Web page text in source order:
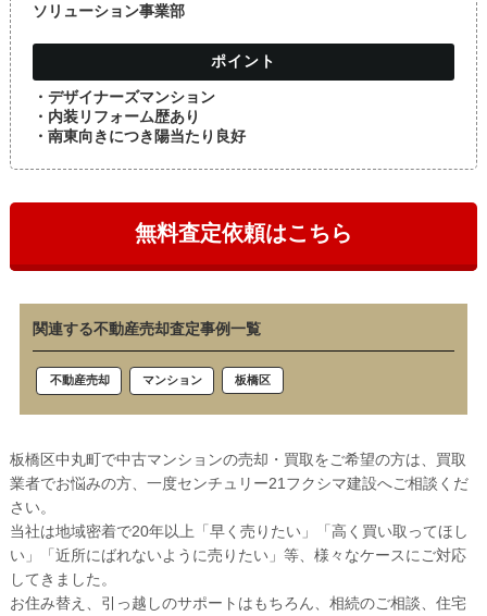
ソリューション事業部
・デザイナーズマンション
・内装リフォーム歴あり
・南東向きにつき陽当たり良好
無料査定依頼はこちら
関連する不動産売却査定事例一覧
不動産売却 マンション 板橋区
板橋区中丸町で中古マンションの売却・買取をご希望の方は、買取
業者でお悩みの方、一度センチュリー21フクシマ建設へご相談くだ
さい。
当社は地域密着で20年以上「早く売りたい」「高く買い取ってほし
い」「近所にばれないように売りたい」等、様々なケースにご対応
してきました。
お住み替え、引っ越しのサポートはもちろん、相続のご相談、住宅